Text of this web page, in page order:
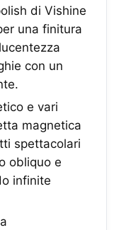
di Vishine
una finitura
con un
e vari
magnetica
spettacolari
obliquo e
infinite